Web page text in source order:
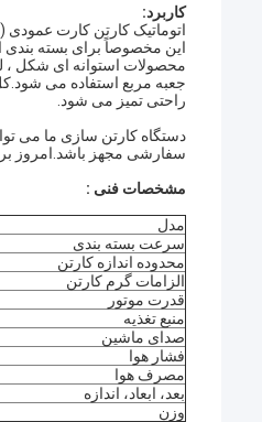
کاربرد:
اتوماتیک کارتن کارت عمودی
این مخصوصاً برای بسته بندی
محصولات استوانه ای شکل ،
راحتی تمیز می شود.
دستگاه کارتن سازی ما می
سفارشی مجهز باشد.امروز
مشخصات فنی :
مدل
سرعت بسته بندی
محدوده اندازه کارتن
الزامات گرم کارتن
قدرت موتور
منبع تغذیه
صدای ماشین
فشار هوا
مصرف هوا
بعد، ابعاد، اندازه
وزن